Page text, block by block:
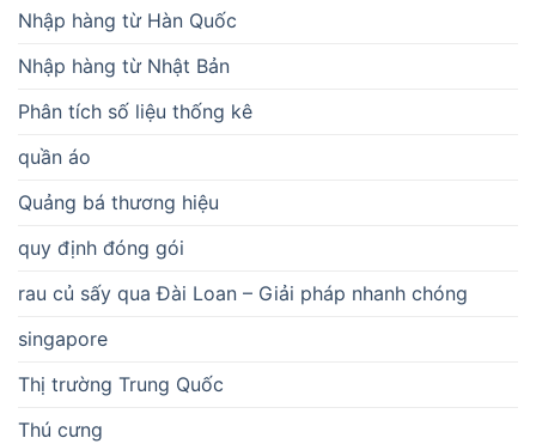
Nhập hàng từ Hàn Quốc
Nhập hàng từ Nhật Bản
Phân tích số liệu thống kê
quần áo
Quảng bá thương hiệu
quy định đóng gói
rau củ sấy qua Đài Loan – Giải pháp nhanh chóng
singapore
Thị trường Trung Quốc
Thú cưng